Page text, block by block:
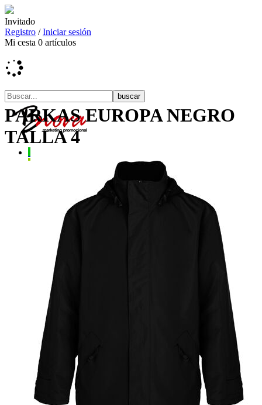
Invitado
Registro /Iniciar sesión
Mi cesta 0 artículos
PARKAS EUROPA NEGRO
TALLA 4